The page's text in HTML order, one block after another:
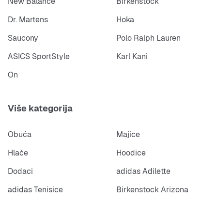
Dr. Martens
Hoka
Saucony
Polo Ralph Lauren
ASICS SportStyle
Karl Kani
On
Više kategorija
Obuća
Majice
Hlače
Hoodice
Dodaci
adidas Adilette
adidas Tenisice
Birkenstock Arizona